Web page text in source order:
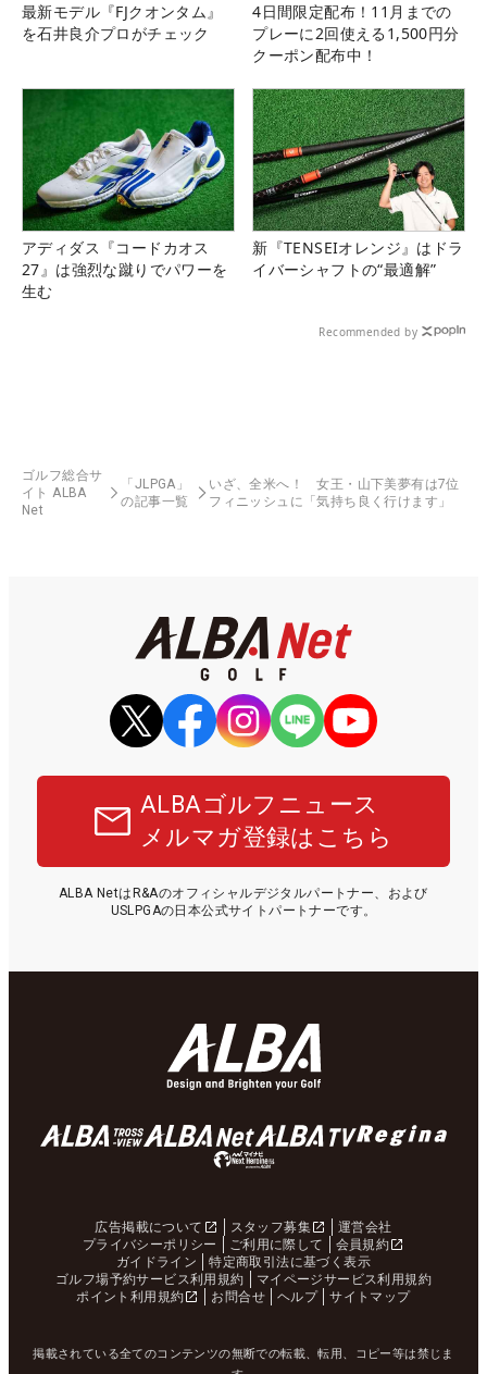
最新モデル『FJクオンタム』
を石井良介プロがチェック
4日間限定配布！11月までの
プレーに2回使える1,500円分
クーポン配布中！
アディダス『コードカオス
27』は強烈な蹴りでパワーを
生む
新『TENSEIオレンジ』はドラ
イバーシャフトの“最適解”
Recommended by
ゴルフ総合サ
イト ALBA
Net
「JLPGA」
の記事一覧
いざ、全米へ！ 女王・山下美夢有は7位
フィニッシュに「気持ち良く行けます」
ALBAゴルフニュース
メルマガ登録はこちら
ALBA NetはR&Aのオフィシャルデジタルパートナー、および
USLPGAの日本公式サイトパートナーです。
広告掲載について スタッフ募集
運営会社
プライバシーポリシー
ご利用に際して
会員規約
ガイドライン
特定商取引法に基づく表示
ゴルフ場予約サービス利用規約
マイページサービス利用規約
ポイント利用規約
お問合せ ヘルプ サイトマップ
掲載されている全てのコンテンツの無断での転載、転用、コピー等は禁じま